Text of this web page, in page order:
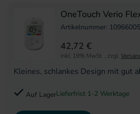
OneTouch Verio
Artikelnummer: 10966005
Kleines, schlankes Design mit gut
42,72 €
inkl. 19% MwSt. , zzgl.
Auf LagerLieferfrist 1-2 Werktage